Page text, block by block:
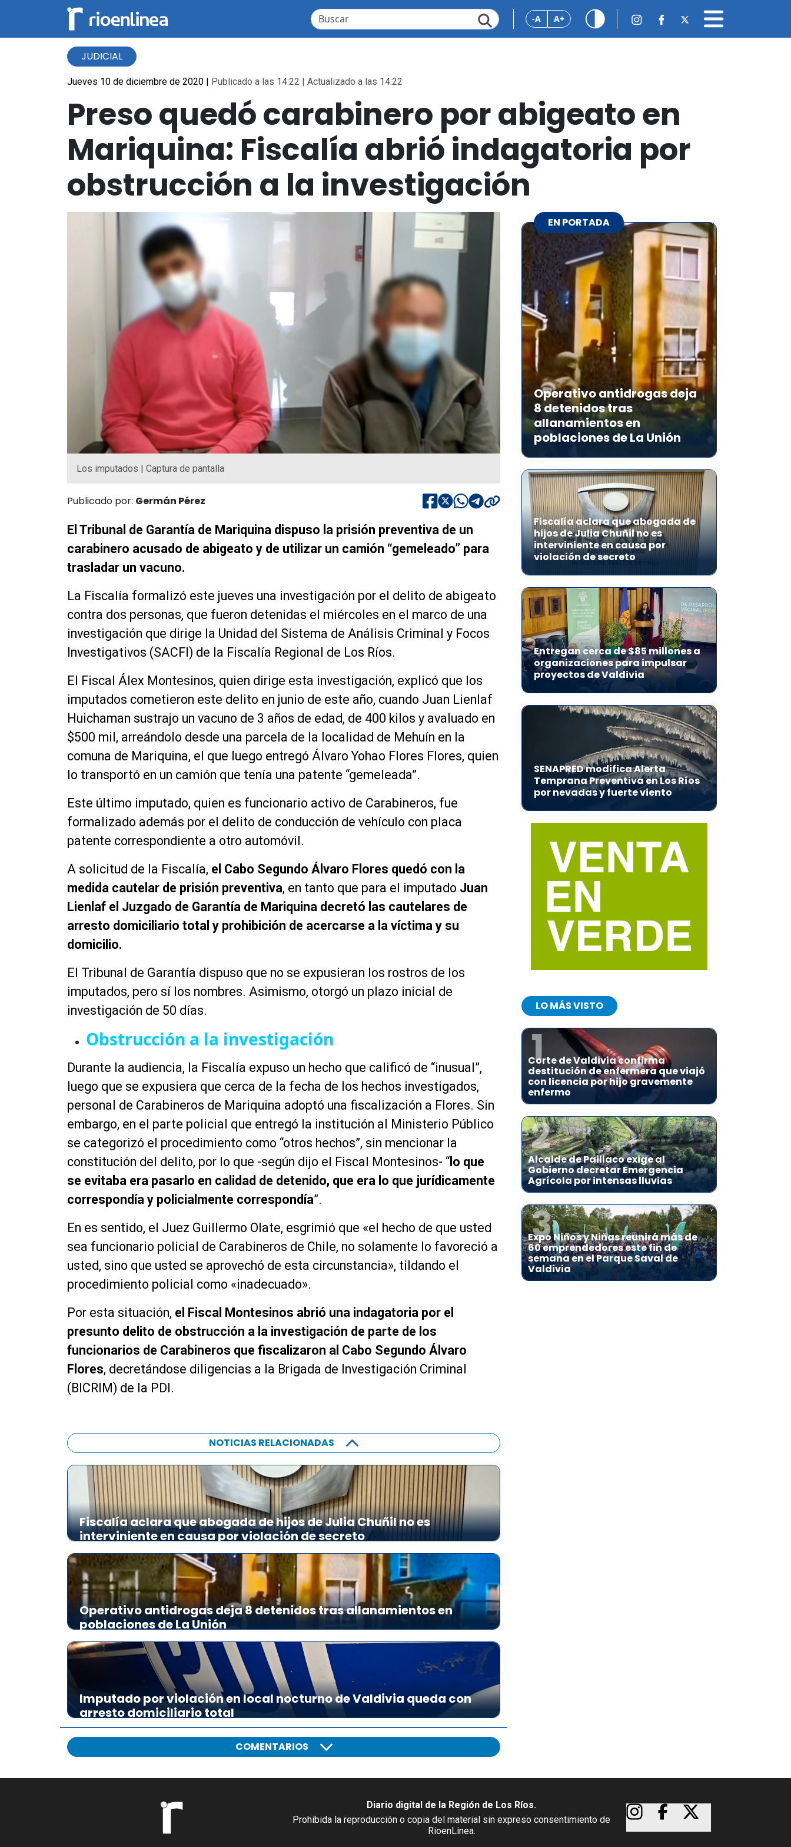
-A A+
JUDICIAL
Jueves 10 de diciembre de 2020 | Publicado a las 14:22 | Actualizado a las 14:22
Preso quedó carabinero por abigeato en
Mariquina: Fiscalía abrió indagatoria por
obstrucción a la investigación
Los imputados | Captura de pantalla
Publicado por: Germán Pérez
El Tribunal de Garantía de Mariquina dispuso la prisión preventiva de un
carabinero acusado de abigeato y de utilizar un camión “gemeleado” para
trasladar un vacuno.
La Fiscalía formalizó este jueves una investigación por el delito de abigeato
contra dos personas, que fueron detenidas el miércoles en el marco de una
investigación que dirige la Unidad del Sistema de Análisis Criminal y Focos
Investigativos (SACFI) de la Fiscalía Regional de Los Ríos.
El Fiscal Álex Montesinos, quien dirige esta investigación, explicó que los
imputados cometieron este delito en junio de este año, cuando Juan Lienlaf
Huichaman sustrajo un vacuno de 3 años de edad, de 400 kilos y avaluado en
$500 mil, arreándolo desde una parcela de la localidad de Mehuín en la
comuna de Mariquina, el que luego entregó Álvaro Yohao Flores Flores, quien
lo transportó en un camión que tenía una patente “gemeleada”.
Este último imputado, quien es funcionario activo de Carabineros, fue
formalizado además por el delito de conducción de vehículo con placa
patente correspondiente a otro automóvil.
A solicitud de la Fiscalía, el Cabo Segundo Álvaro Flores quedó con la
medida cautelar de prisión preventiva, en tanto que para el imputado Juan
Lienlaf el Juzgado de Garantía de Mariquina decretó las cautelares de
arresto domiciliario total y prohibición de acercarse a la víctima y su
domicilio.
El Tribunal de Garantía dispuso que no se expusieran los rostros de los
imputados, pero sí los nombres. Asimismo, otorgó un plazo inicial de
investigación de 50 días.
Obstrucción a la investigación
Durante la audiencia, la Fiscalía expuso un hecho que calificó de “inusual”,
luego que se expusiera que cerca de la fecha de los hechos investigados,
personal de Carabineros de Mariquina adoptó una fiscalización a Flores. Sin
embargo, en el parte policial que entregó la institución al Ministerio Público
se categorizó el procedimiento como “otros hechos”, sin mencionar la
constitución del delito, por lo que -según dijo el Fiscal Montesinos- “ o que
se evitaba era pasarlo en calidad de detenido, que era lo que jurídicamente
correspondía y policialmente correspondía”.
En es sentido, el Juez Guillermo Olate, esgrimió que «el hecho de que usted
sea funcionario policial de Carabineros de Chile, no solamente lo favoreció a
usted, sino que usted se aprovechó de esta circunstancia», tildando el
procedimiento policial como «inadecuado».
Por esta situación, el Fiscal Montesinos abrió una indagatoria por el
presunto delito de obstrucción a la investigación de parte de los
funcionarios de Carabineros que fiscalizaron al Cabo Segundo Álvaro
Flores, decretándose diligencias a la Brigada de Investigación Criminal
(BICRIM) de la PDI.
NOTICIAS RELACIONADAS
Fiscalía aclara que abogada de hijos de Julia Chuñil no es
interviniente en causa por violación de secreto
Operativo antidrogas deja 8 detenidos tras allanamientos en
poblaciones de La Unión
Imputado por violación en local nocturno de Valdivia queda con
arresto domiciliario total
COMENTARIOS
EN PORTADA
Operativo antidrogas deja
8 detenidos tras
allanamientos en
poblaciones de La Unión
Fiscalía aclara que abogada de
hijos de Julia Chuñil no es
interviniente en causa por
violación de secreto
Entregan cerca de $85 millones a
organizaciones para impulsar
proyectos de Valdivia
SENAPRED modifica Alerta
Temprana Preventiva en Los Ríos
por nevadas y fuerte viento
LO MÁS VISTO
1
Corte de Valdivia confirma
destitución de enfermera que viajó
con licencia por hijo gravemente
enfermo
2
Alcalde de Paillaco exige al
Gobierno decretar Emergencia
Agrícola por intensas lluvias
3
Expo Niños y Niñas reunirá más de
60 emprendedores este fin de
semana en el Parque Saval de
Valdivia
Diario digital de la Región de Los Ríos.
Prohibida la reproducción o copia del material sin expreso consentimiento de
RioenLinea.